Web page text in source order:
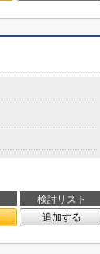
検討リスト
追加する